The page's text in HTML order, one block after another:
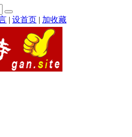
| 设首页 | 加收藏